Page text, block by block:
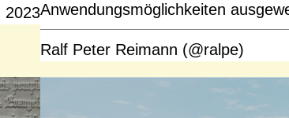
2023Anwendungsmöglichkeiten
Ralf Peter Reimann (@ralpe)